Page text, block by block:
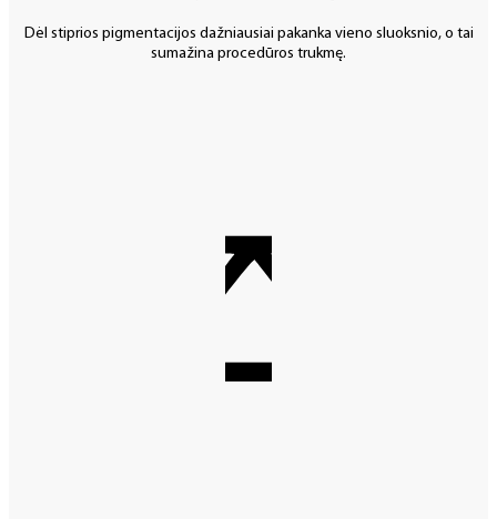
Dėl stiprios pigmentacijos dažniausiai pakanka vieno sluoksnio, o tai
sumažina procedūros trukmę.